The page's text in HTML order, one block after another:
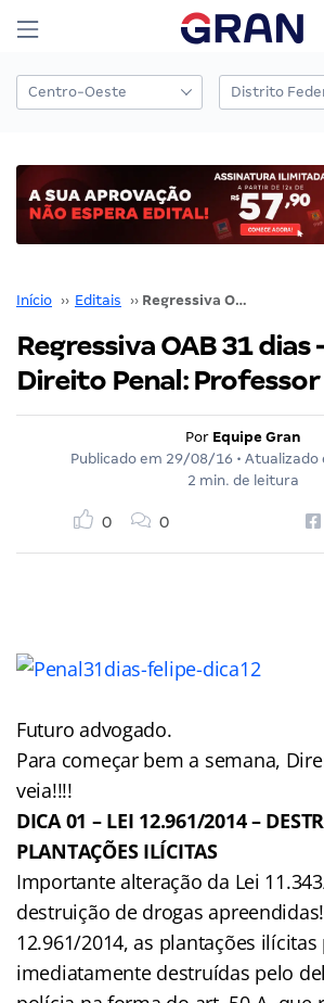
Início ›› Editais ›› Regressiva OAB 31 dias – (Dica 12) Direito Penal: Professor Felipe Leal
Regressiva OAB 31 dias
Direito Penal: Professor
Por Equipe Gran
Publicado em 29/08/16 • Atualizado
2 min. de leitura
0 0
Futuro advogado.
Para começar bem a semana,
veia!!!!
DICA 01 – LEI 12.961/2014 –
PLANTAÇÕES ILÍCITAS
Importante alteração da Lei
destruição de drogas
12.961/2014, as plantações
imediatamente destruídas pelo